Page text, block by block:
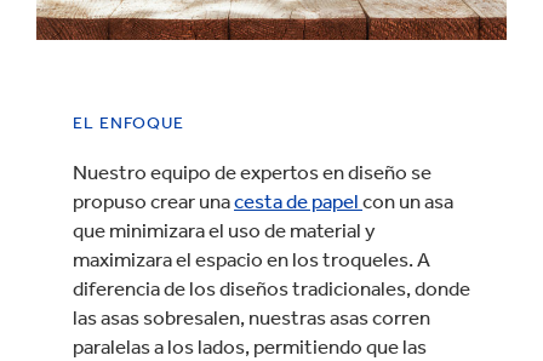
EL ENFOQUE
Nuestro equipo de expertos en diseño se
propuso crear unacesta de papel con un asa
que minimizara el uso de material y
maximizara el espacio en los troqueles. A
diferencia de los diseños tradicionales, donde
las asas sobresalen, nuestras asas corren
paralelas a los lados, permitiendo que las